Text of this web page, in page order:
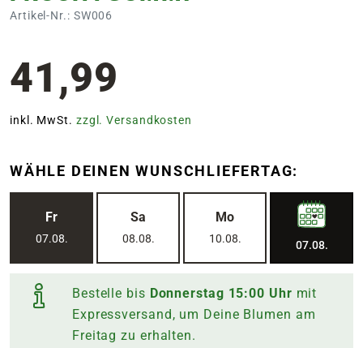
Artikel-Nr.: SW006
41,99
inkl. MwSt. zzgl. Versandkosten
WÄHLE DEINEN WUNSCHLIEFERTAG:
Fr
07.08.
Sa
08.08.
Mo
10.08.
07.08.
Bestelle bis Donnerstag 15:00 Uhr mit
Expressversand, um Deine Blumen am
Freitag zu erhalten.